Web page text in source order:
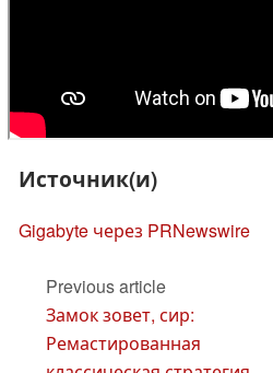
Источник(и)
Gigabyte через PRNewswire
Previous article
Замок зовет, сир:
Ремастированная